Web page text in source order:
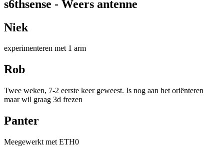
s6thsense - Weers antenne
Niek
experimenteren met 1 arm
Rob
Twee weken, 7-2 eerste keer geweest. Is nog aan het oriënteren
maar wil graag 3d frezen
Panter
Meegewerkt met ETH0